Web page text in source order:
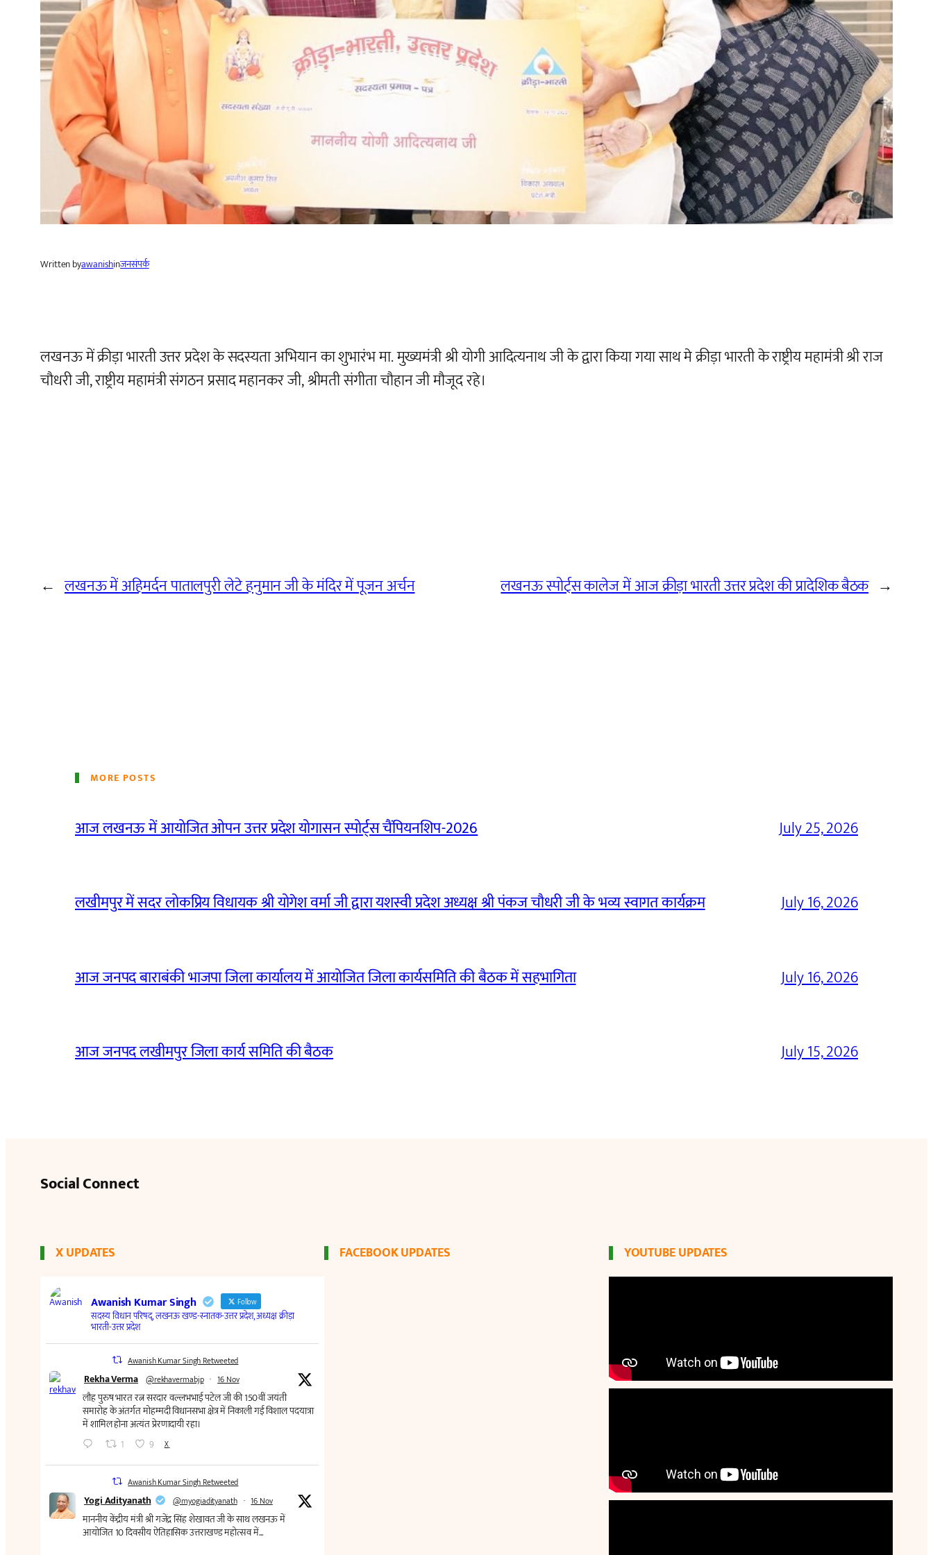
Written byawanishinजनसंपर्क
लखनऊ में क्रीड़ा भारती उत्तर प्रदेश के सदस्यता अभियान का शुभारंभ मा. मुख्यमंत्री श्री योगी आदित्यनाथ जी के द्वारा किया गया साथ मे क्रीड़ा भारती के राष्ट्रीय महामंत्री श्री राज
चौधरी जी, राष्ट्रीय महामंत्री संगठन प्रसाद महानकर जी, श्रीमती संगीता चौहान जी मौजूद रहे।
← लखनऊ में अहिमर्दन पातालपुरी लेटे हनुमान जी के मंदिर में पूजन अर्चन लखनऊ स्पोर्ट्स कालेज में आज क्रीड़ा भारती उत्तर प्रदेश की प्रादेशिक बैठक →
MORE POSTS
आज लखनऊ में आयोजित ओपन उत्तर प्रदेश योगासन स्पोर्ट्स चैंपियनशिप-2026 July 25, 2026
लखीमपुर में सदर लोकप्रिय विधायक श्री योगेश वर्मा जी द्वारा यशस्वी प्रदेश अध्यक्ष श्री पंकज चौधरी जी के भव्य स्वागत कार्यक्रम July 16, 2026
आज जनपद बाराबंकी भाजपा जिला कार्यालय में आयोजित जिला कार्यसमिति की बैठक में सहभागिता July 16, 2026
आज जनपद लखीमपुर जिला कार्य समिति की बैठक July 15, 2026
Social Connect
X UPDATES FACEBOOK UPDATES YOUTUBE UPDATES